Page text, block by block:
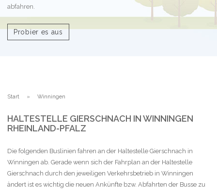
abfahren.
Probier es aus
Start Winningen
HALTESTELLE GIERSCHNACH IN WINNINGEN
RHEINLAND-PFALZ
Die folgenden Buslinien fahren an der Haltestelle Gierschnach in
Winningen ab. Gerade wenn sich der Fahrplan an der Haltestelle
Gierschnach durch den jeweiligen Verkehrsbetrieb in Winningen
ändert ist es wichtig die neuen Ankünfte bzw. Abfahrten der Busse zu